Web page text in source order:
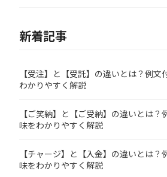
新着記事
【受注】と【受託】の違いとは？例
わかりやすく解説
【ご笑納】と【ご受納】の違いとは
味をわかりやすく解説
【チャージ】と【入金】の違いとは
味をわかりやすく解説